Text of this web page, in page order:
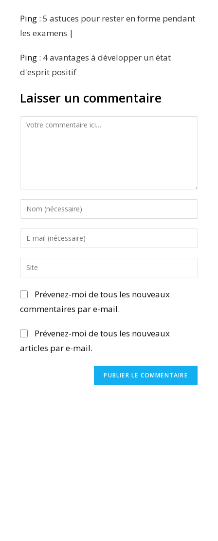
Ping :5 astuces pour rester en forme pendant
les examens |
Ping : 4 avantages à développer un état
d'esprit positif
Laisser un commentaire
Prévenez-moi de tous les nouveaux
commentaires par e-mail.
Prévenez-moi de tous les nouveaux
articles par e-mail.